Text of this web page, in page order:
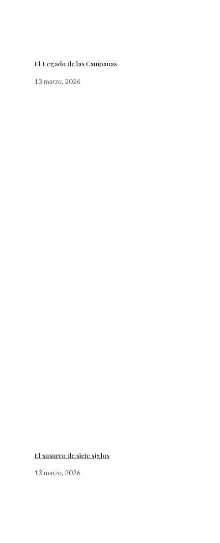
El Legado de las Campanas
13 marzo, 2026
El susurro de siete siglos
13 marzo, 2026